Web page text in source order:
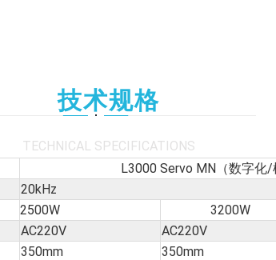
技术规格
TECHNICAL SPECIFICATIONS
L3000 Servo MN（数字化/
20kHz
2500W 3200W
AC220V AC220V
350mm 350mm